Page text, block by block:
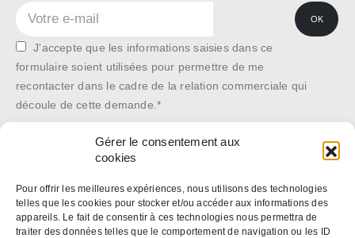
Gérer le consentement aux
cookies
Pour offrir les meilleures expériences, nous utilisons des technologies
telles que les cookies pour stocker et/ou accéder aux informations des
appareils. Le fait de consentir à ces technologies nous permettra de
traiter des données telles que le comportement de navigation ou les ID
J'accepte que les informations saisies dans ce
formulaire soient utilisées pour permettre de me
recontacter dans le cadre de la relation commerciale qui
découle de cette demande.*
*Les données recueillies sont conservées dans la plus stricte
confidentialité, et pour le seul usage de notre société. Elles ne sont
communiquées à aucune autre structure. En application des articles 27
et 34 de la loi « Informatique et libertés » n° 78-17 du 6 janvier 1978,